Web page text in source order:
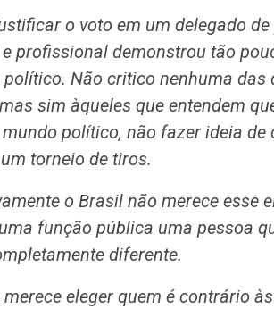
o voto em um delegado
profissional demonstrou tão
Não critico nenhuma
sim àqueles que entendem
político, não fazer ideia
torneio de tiros.
o Brasil não merece esse
função pública uma pessoa
diferente.
merece eleger quem é contrário